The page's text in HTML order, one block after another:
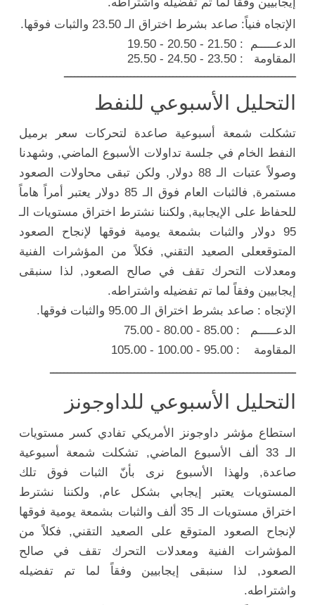
الإتجاه فنياً: صاعد بشرط اختراق الـ 23.50 والثبات فوقها.
الدعـــــم : 21.50 - 20.50 - 19.50
المقاومة : 23.50 - 24.50 - 25.50
ــــــــــــــــــــــــــــــــــــــــــــــــــــــــــــــــــ
التحليل الأسبوعي للنفط
تشكلت شمعة أسبوعية صاعدة لتحركات سعر برميل
النفط الخام في جلسة تداولات الأسبوع الماضي, وشهدنا
وصولاً عتبات الـ 88 دولار, ولكن تبقى محاولات الصعود
مستمرة, فالثبات العام فوق الـ 85 دولار يعتبر أمراً هاماً
للحفاظ على الإيجابية, ولكننا نشترط اختراق مستويات الـ
95 دولار والثبات بشمعة يومية فوقها لإنجاح الصعود
المتوقععلى الصعيد التقني, فكلاً من المؤشرات الفنية
ومعدلات التحرك تقف في صالح الصعود, لذا سنبقى
إيجابيين وفقاً لما تم تفضيله واشتراطه.
الإتجاه : صاعد بشرط اختراق الـ 95.00 والثبات فوقها.
الدعـــــم : 85.00 - 80.00 - 75.00
المقاومة : 95.00 - 100.00 - 105.00
ــــــــــــــــــــــــــــــــــــــــــــــــــــــــــــــــــــــ
التحليل الأسبوعي للداوجونز
استطاع مؤشر داوجونز الأمريكي تفادي كسر مستويات
الـ 33 ألف الأسبوع الماضي, تشكلت شمعة أسبوعية
صاعدة, ولهذا الأسبوع نرى بأنّ الثبات فوق تلك
المستويات يعتبر إيجابي بشكل عام, ولكننا نشترط
اختراق مستويات الـ 35 ألف والثبات بشمعة يومية فوقها
لإنجاح الصعود المتوقع على الصعيد التقني, فكلاً من
المؤشرات الفنية ومعدلات التحرك تقف في صالح
الصعود, لذا سنبقى إيجابيين وفقاً لما تم تفضيله
واشتراطه.